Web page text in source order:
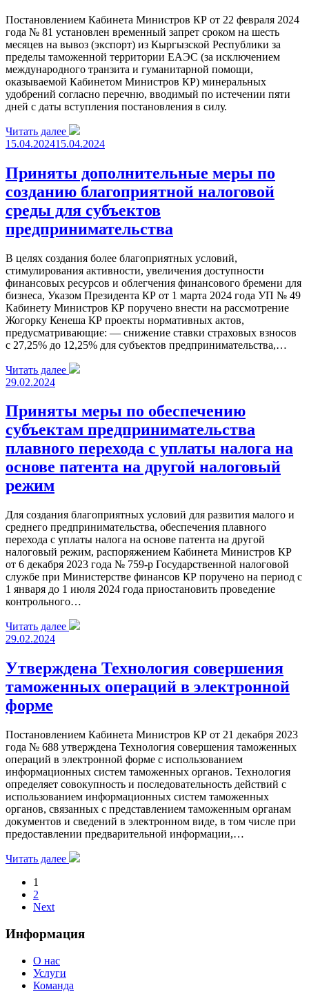
Постановлением Кабинета Министров КР от 22 февраля 2024
года № 81 установлен временный запрет сроком на шесть
месяцев на вывоз (экспорт) из Кыргызской Республики за
пределы таможенной территории ЕАЭС (за исключением
международного транзита и гуманитарной помощи,
оказываемой Кабинетом Министров КР) минеральных
удобрений согласно перечню, вводимый по истечении пяти
дней с даты вступления постановления в силу.
Читать далее
15.04.202415.04.2024
Приняты дополнительные меры по
созданию благоприятной налоговой
среды для субъектов
предпринимательства
В целях создания более благоприятных условий,
стимулирования активности, увеличения доступности
финансовых ресурсов и облегчения финансового бремени для
бизнеса, Указом Президента КР от 1 марта 2024 года УП № 49
Кабинету Министров КР поручено внести на рассмотрение
Жогорку Кенеша КР проекты нормативных актов,
предусматривающие: — снижение ставки страховых взносов
с 27,25% до 12,25% для субъектов предпринимательства,…
Читать далее
29.02.2024
Приняты меры по обеспечению
субъектам предпринимательства
плавного перехода с уплаты налога на
основе патента на другой налоговый
режим
Для создания благоприятных условий для развития малого и
среднего предпринимательства, обеспечения плавного
перехода с уплаты налога на основе патента на другой
налоговый режим, распоряжением Кабинета Министров КР
от 6 декабря 2023 года № 759-р Государственной налоговой
службе при Министерстве финансов КР поручено на период с
1 января до 1 июля 2024 года приостановить проведение
контрольного…
Читать далее
29.02.2024
Утверждена Технология совершения
таможенных операций в электронной
форме
Постановлением Кабинета Министров КР от 21 декабря 2023
года № 688 утверждена Технология совершения таможенных
операций в электронной форме с использованием
информационных систем таможенных органов. Технология
определяет совокупность и последовательность действий с
использованием информационных систем таможенных
органов, связанных с представлением таможенным органам
документов и сведений в электронном виде, в том числе при
предоставлении предварительной информации,…
Читать далее
1
2
Next
Информация
О нас
Услуги
Команда